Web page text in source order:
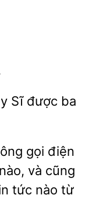
Sĩ được
gọi điện
và cũng
tức nào